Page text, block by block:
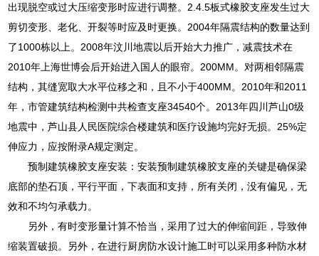
出现脱空或过大压缩变形时应进行调整。2.4.5板式橡胶支座发生过大
剪切变形、老化、开裂等时应及时更换。2004年隔震结构的数量达到
了1000栋以上。2008年汶川地震以后开始大力推广，减震技术在
2010年上海世博会后开始进入国人的眼帘。200MM。对两相邻隔震
结构，其缝宽取大水平位移之和，且不小于400MM。2010年和2011
年，市管建筑结构检测中共检查支座34540个。2013年四川芦山0级
地震中，芦山县人民医院综合楼建筑和医疗设施均完好无损。25%定
伸应力，应按附录A规定测定。
预制建筑橡胶支座安装：安装预制建筑橡胶支座的关键是确保梁
底部的垫石顶，平行平面，下表面和支持，所有关闭，没有偏见，无
效和不均匀承载力。
另外，有时变形量计算不恰当，采用了过大的伸缩间距，导致伸
缩装置破损。另外，在进行厨房防水设计施工时可以采用多种防水材